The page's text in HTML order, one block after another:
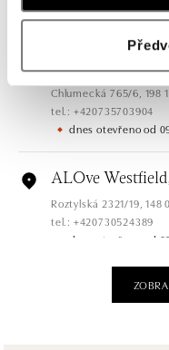
dnes otevřeno od
ALOve
Chlumecká 765/6, 198
tel.: +420735703904
dnes otevřeno od
ALOve
Roztylská 2321/19, 148
tel.: +420730524389
dnes otevřeno od
ALOve OC